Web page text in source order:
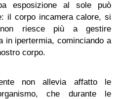
esposizione al sole può
il corpo incamera calore, si
riesce più a gestire
in ipertermia, cominciando a
corpo.
non allevia affatto le
che durante le